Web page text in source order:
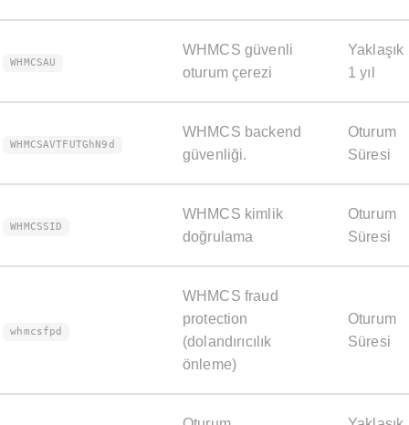
WHMCSAU
WHMCS güvenli
oturum çerezi
Yaklaşık
1 yıl
WHMCSAVTFUTGhN9d
WHMCS backend
güvenliği.
Oturum
Süresi
WHMCSSID
WHMCS kimlik
doğrulama
Oturum
Süresi
whmcsfpd
WHMCS fraud
protection
(dolandırıcılık
önleme)
Oturum
Süresi